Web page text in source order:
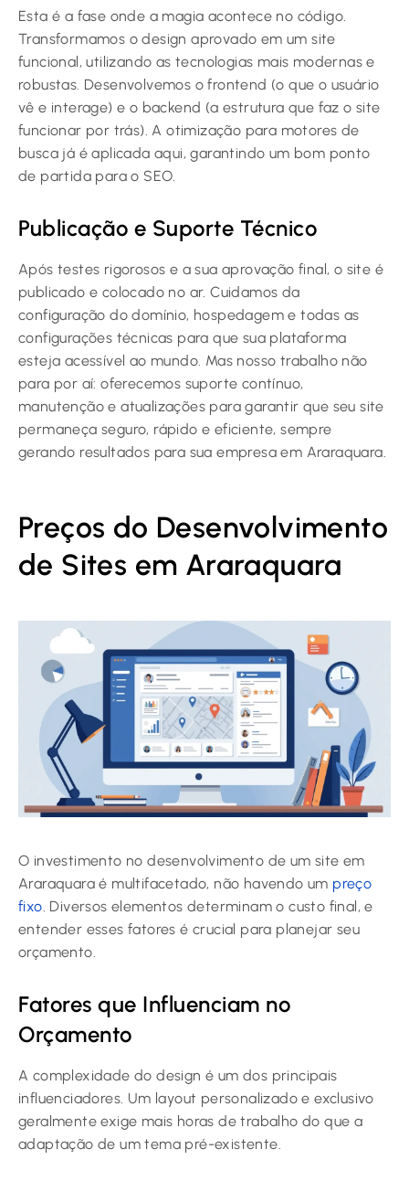
Esta é a fase onde a magia acontece no código.
Transformamos o design aprovado em um site
funcional, utilizando as tecnologias mais modernas e
robustas. Desenvolvemos o frontend (o que o usuário
vê e interage) e o backend (a estrutura que faz o site
funcionar por trás). A otimização para motores de
busca já é aplicada aqui, garantindo um bom ponto
de partida para o SEO.
Publicação e Suporte Técnico
Após testes rigorosos e a sua aprovação final, o site é
publicado e colocado no ar. Cuidamos da
configuração do domínio, hospedagem e todas as
configurações técnicas para que sua plataforma
esteja acessível ao mundo. Mas nosso trabalho não
para por aí: oferecemos suporte contínuo,
manutenção e atualizações para garantir que seu site
permaneça seguro, rápido e eficiente, sempre
gerando resultados para sua empresa em Araraquara.
Preços do Desenvolvimento
de Sites em Araraquara
O investimento no desenvolvimento de um site em
Araraquara é multifacetado, não havendo um preço
fixo. Diversos elementos determinam o custo final, e
entender esses fatores é crucial para planejar seu
orçamento.
Fatores que Influenciam no
Orçamento
A complexidade do design é um dos principais
influenciadores. Um layout personalizado e exclusivo
geralmente exige mais horas de trabalho do que a
adaptação de um tema pré-existente.